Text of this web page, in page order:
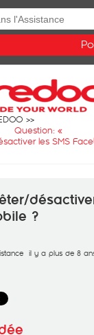
Question: «
les SMS
?
il y a plus de 8